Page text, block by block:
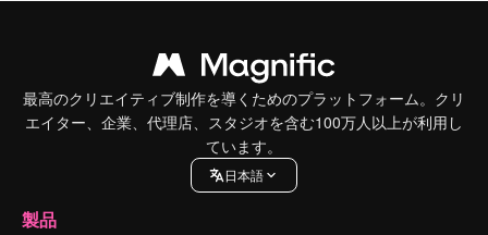
最高のクリエイティブ制作を導くためのプラットフォーム。クリ
エイター、企業、代理店、スタジオを含む100万人以上が利用し
ています。
日本語
製品